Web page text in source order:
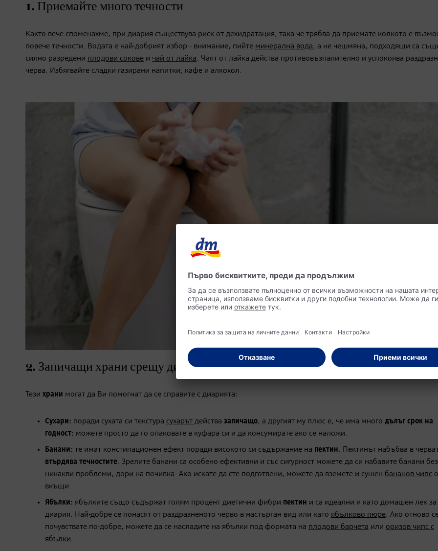
1. Приемайте много течности
Както вече споменахме, при диария съществува риск от дехидратация, така че трябва да приемате колкото е
повече течности. Водата е най-добрият избор - внимание, пийте минерална вода, а не чешмяна, подходящи са
силно разредени плодови сокове и чай от лайка. Чаят от лайка действа противовъзпалително и успокоява
черва. Избягвайте сладки газирани напитки, кафе и алкохол.
2. Запичащи храни срещу диария
Тези храни могат да Ви помогнат да се справите с диарията:
Сухари: поради сухата си текстура сухарът действа запичащо, а другият му плюс е, че има много дълъг срок на
годност: можете просто да го опаковате в куфара си и да консумирате ако се наложи.
Банани: те имат констипационен ефект поради високото си съдържание на пектин. Пектинът набъбва в
втърдява течностите. Зрелите банани са особено ефективни и със сигурност можете да си набавите банани без
никакви проблеми, дори на почивка. Ако искате да сте подготвени, можете да вземете и сушен бананов чипс
вкъщи.
Ябълки: ябълките също съдържат голям процент диетични фибри пектин и са идеални и като домашен лек за
диария. Най-добре се понасят от раздразненото черво в настърган вид или като ябълково пюре. Ако отново
почувствате по-добре, можете да се насладите на ябълки под формата на плодови барчета или оризов чипс с
ябълки.